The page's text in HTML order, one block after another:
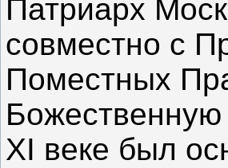
Патриарх
совместно с
Поместных
XI веке был